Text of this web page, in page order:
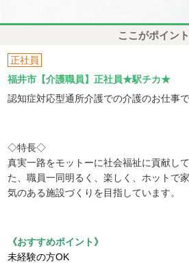
ここがポイント
正社員
福井市【介護職員】正社員★駅チカ★
認知症対応型通所介護での介護のお仕事で
◇特長◇
真実一路をモットーに社会福祉に貢献し
た、職員一同明るく、楽しく、ホットで
気のある施設づくりを目指しています。
《おすすめポイント》
未経験の方OK